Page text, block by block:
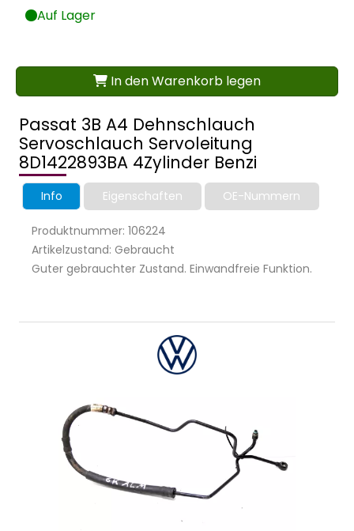
Passat 3B A4 Dehnschlauch
Servoschlauch Servoleitung
8D1422893BA 4Zylinder Benzi
Info Eigenschaften OE-Nummern
Produktnummer: 106224
Artikelzustand: Gebraucht
Guter gebrauchter Zustand. Einwandfreie Funktion.
Auf Lager
In den Warenkorb legen